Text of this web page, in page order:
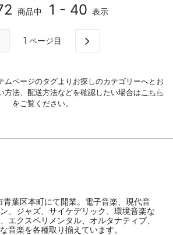
商品中 1 - 40 表示
1 ページ目
ムページのタグよりお探しのカテゴリーへとお
方法、配送方法などを確認したい場合は こちら
をご覧ください。
葉区本町にて開業。電子音楽、現代音
、ジャズ、サイケデリック、環境音楽な
エクスペリメンタル、オルタナティブ、
音楽を各種取り揃えています。